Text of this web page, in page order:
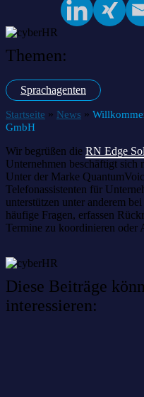
Themen:
Sprachagenten
Startseite » News »
GmbH
Wir begrüßen die RN Edge
Unternehmen beschäftigt sich
Unter der Marke
Telefonassistenten für
unterstützen unter anderem
häufige Fragen, erfassen
Termine zu koordinieren oder
Diese Beiträge
interessieren: